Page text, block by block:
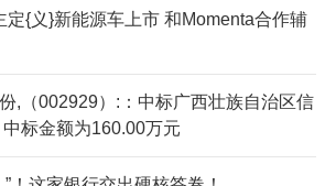
定{义}新能源车上市 和Momenta合作辅
,（002929）:：中标广西壮族自治区信
标金额为160.00万元